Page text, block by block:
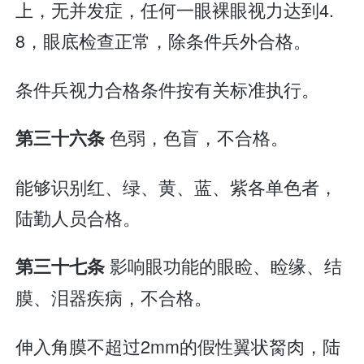
上，无并发症，任何一眼裸眼视力达到4.
8，眼底检查正常，除条件兵外合格。
条件兵视力合格条件按有关标准执行。
第三十六条色弱，色盲，不合格。
能够识别红、绿、黄、蓝、紫各单色者，
陆勤人员合格。
第三十七条影响眼功能的眼睑、睑缘、结
膜、泪器疾病，不合格。
伸入角膜不超过2mm的假性翼状胬肉，陆